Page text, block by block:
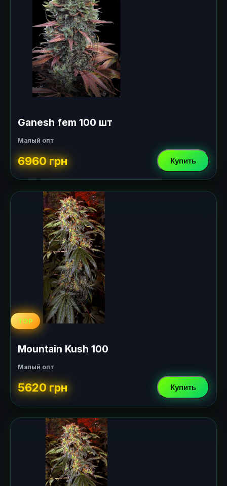
Ganesh fem 100 шт
Малый опт
6960 грн Купить
TOP
Mountain Kush 100
Малый опт
5620 грн Купить